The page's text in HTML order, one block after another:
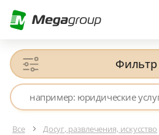
Фильтр
Все Досуг, развлечения, искусство